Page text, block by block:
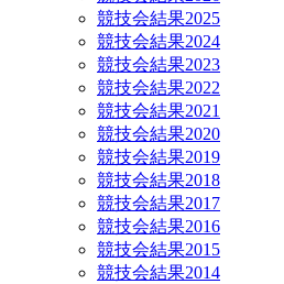
競技会結果2025
競技会結果2024
競技会結果2023
競技会結果2022
競技会結果2021
競技会結果2020
競技会結果2019
競技会結果2018
競技会結果2017
競技会結果2016
競技会結果2015
競技会結果2014